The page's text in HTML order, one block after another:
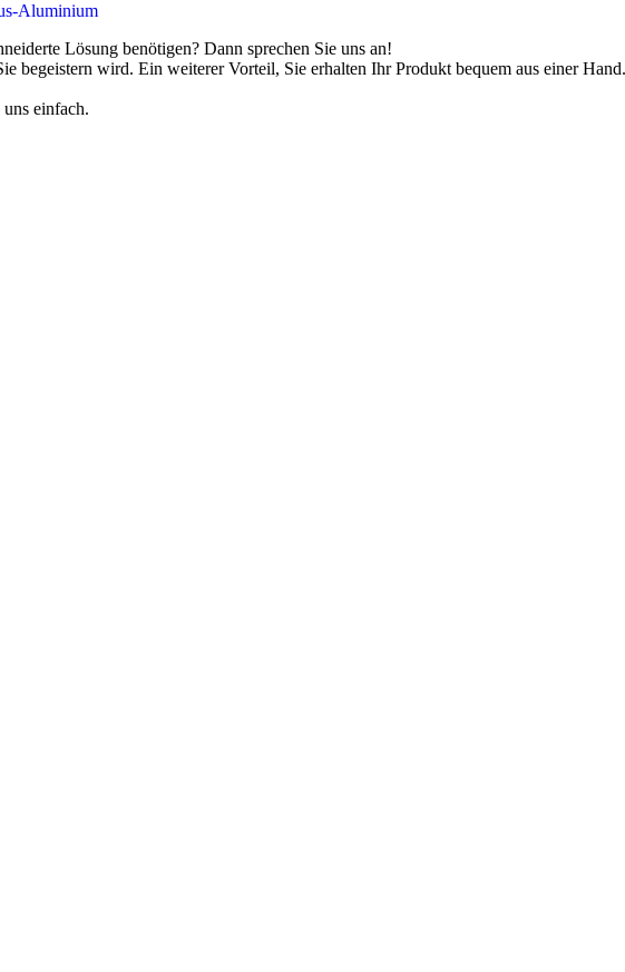
Lösung benötigen? Dann sprechen Sie uns an!
wird. Ein weiterer Vorteil, Sie erhalten Ihr Produkt bequem aus einer
einfach.